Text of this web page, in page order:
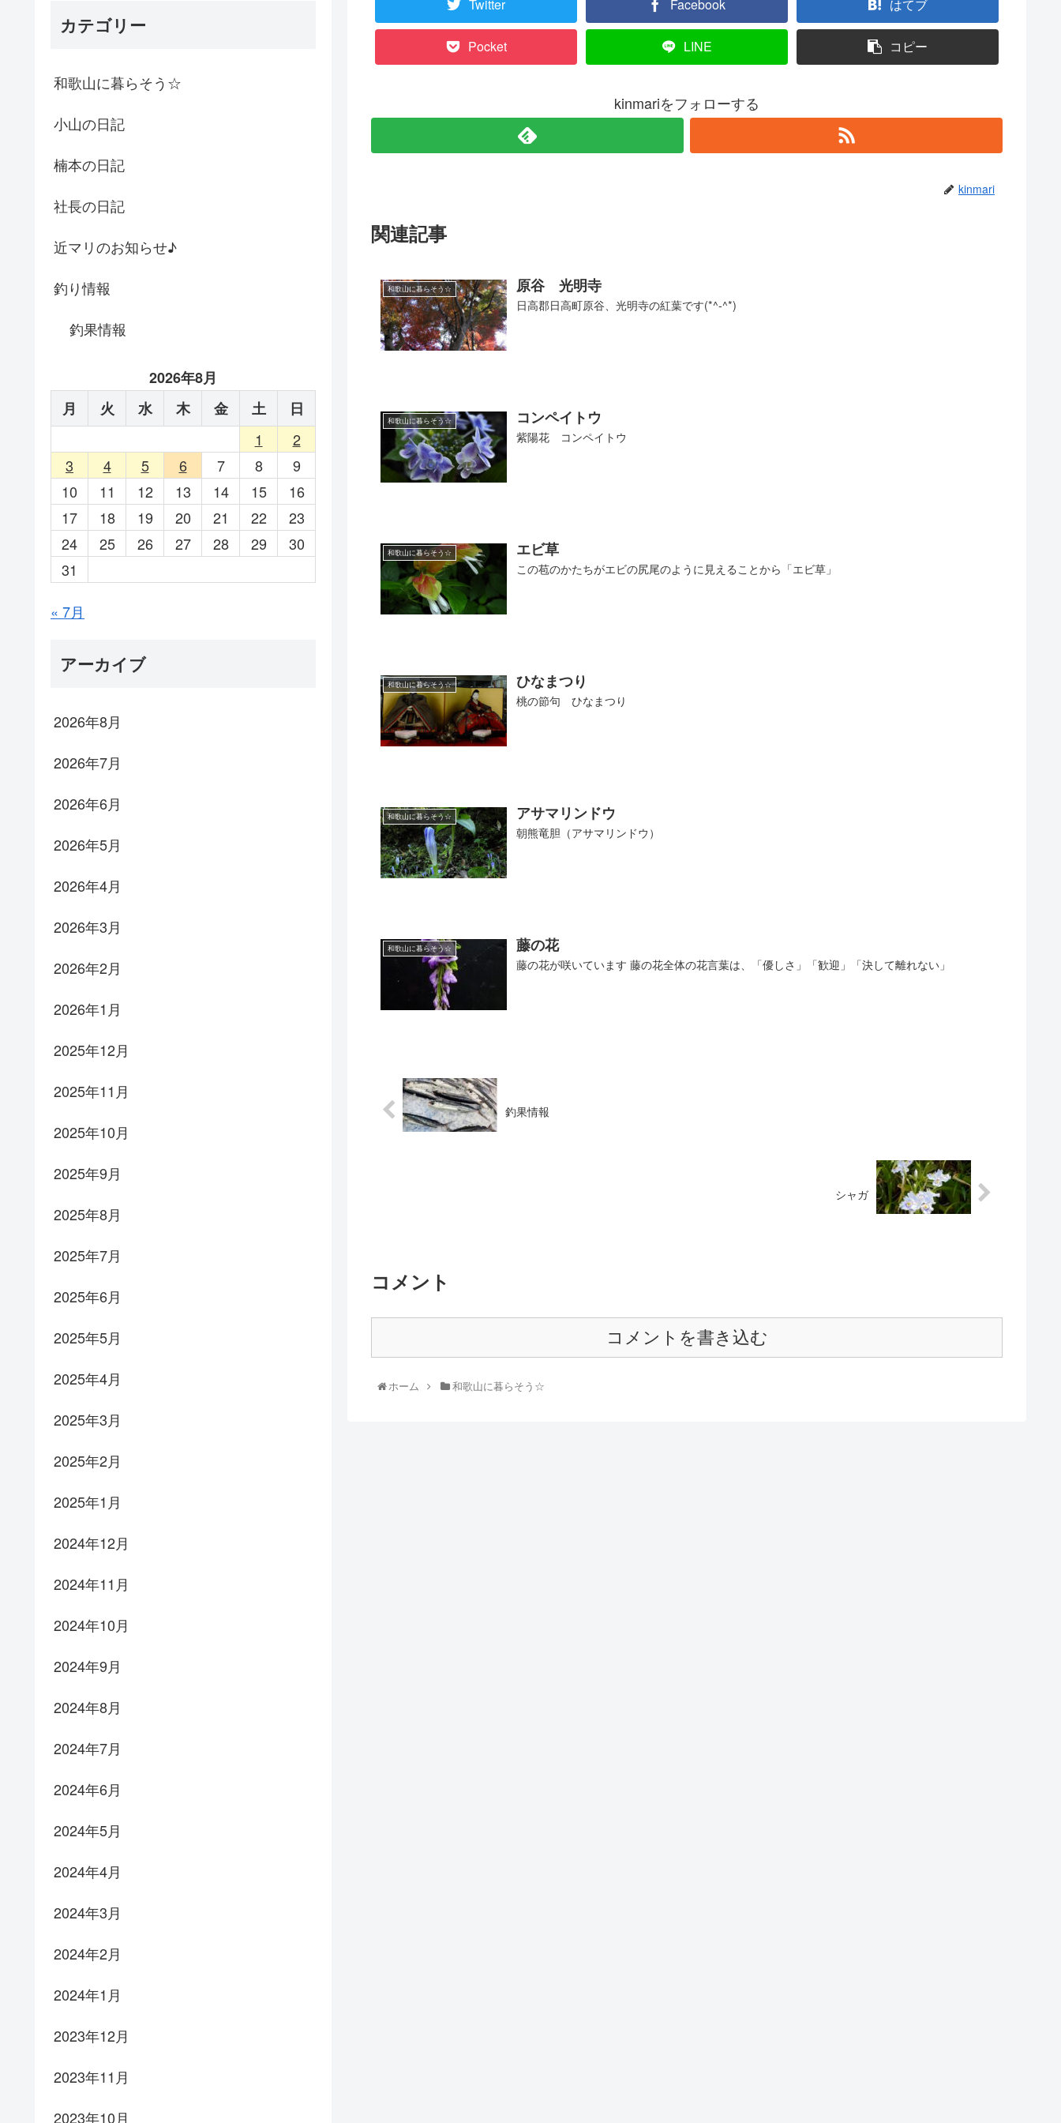
Twitter Facebook はてブ
Pocket LINE コピー
kinmariをフォローする
kinmari
関連記事
和歌山に暮らそう☆ 原谷 光明寺
日高郡日高町原谷、光明寺の紅葉です(*^-^*)
和歌山に暮らそう☆ コンペイトウ
紫陽花 コンペイトウ
和歌山に暮らそう☆ エビ草
この苞のかたちがエビの尻尾のように見えることから「エビ草」
和歌山に暮らそう☆ ひなまつり
桃の節句 ひなまつり
和歌山に暮らそう☆ アサマリンドウ
朝熊竜胆（アサマリンドウ）
和歌山に暮らそう☆ 藤の花
藤の花が咲いています 藤の花全体の花言葉は、「優しさ」「歓迎」「決して離れない」
釣果情報
シャガ
コメント
コメントを書き込む
ホーム 和歌山に暮らそう☆
カテゴリー
和歌山に暮らそう☆
小山の日記
楠本の日記
社長の日記
近マリのお知らせ♪
釣り情報
釣果情報
2026年8月
月
火 水 木 金 土
日
1
2
3
4 5 6 7 8
9
10
11 12 13 14 15
16
17
18 19 20 21 22
23
24
25 26 27 28 29
30
31
« 7月
アーカイブ
2026年8月
2026年7月
2026年6月
2026年5月
2026年4月
2026年3月
2026年2月
2026年1月
2025年12月
2025年11月
2025年10月
2025年9月
2025年8月
2025年7月
2025年6月
2025年5月
2025年4月
2025年3月
2025年2月
2025年1月
2024年12月
2024年11月
2024年10月
2024年9月
2024年8月
2024年7月
2024年6月
2024年5月
2024年4月
2024年3月
2024年2月
2024年1月
2023年12月
2023年11月
2023年10月